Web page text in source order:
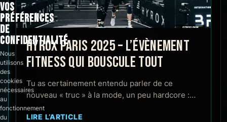
HYROX PARIS 2025 – L’ÉVÈNEMENT
FITNESS QUI BOUSCULE TOUT
Tu as certainement entendu parler de ce
nouveau « truc » à la mode, un peu hardcore :…
LIRE L’ARTICLE
VOS
PRÉFÉRENCES
DE
CONFIDENTIALITÉ
Nous
utilisons
des
cookies
nécessaires
au
fonctionnement
du